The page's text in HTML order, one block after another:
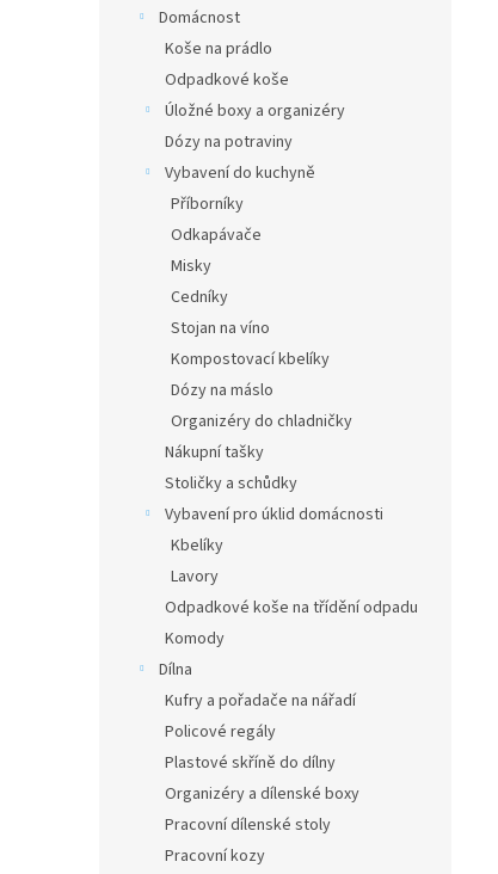
Domácnost
Koše na prádlo
Odpadkové koše
Úložné boxy a organizéry
Dózy na potraviny
Vybavení do kuchyně
Příborníky
Odkapávače
Misky
Cedníky
Stojan na víno
Kompostovací kbelíky
Dózy na máslo
Organizéry do chladničky
Nákupní tašky
Stoličky a schůdky
Vybavení pro úklid domácnosti
Kbelíky
Lavory
Odpadkové koše na třídění odpadu
Komody
Dílna
Kufry a pořadače na nářadí
Policové regály
Plastové skříně do dílny
Organizéry a dílenské boxy
Pracovní dílenské stoly
Pracovní kozy